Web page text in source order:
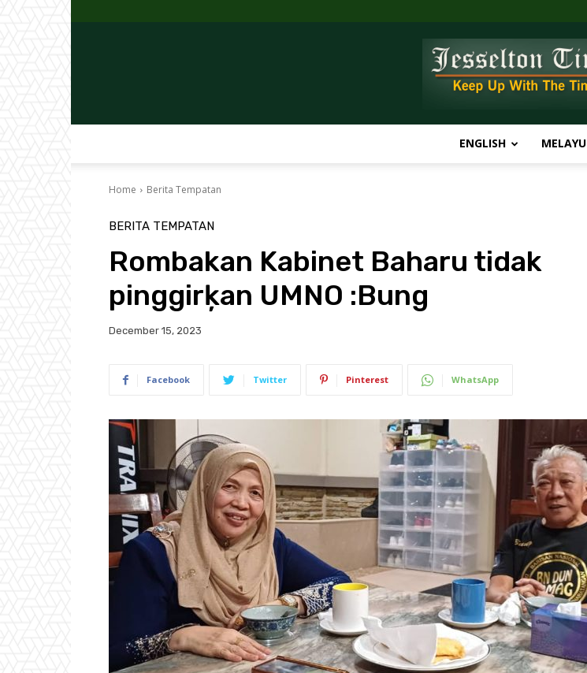
Times
ENGLISH MELAYU
Home Berita Tempatan
BERITA TEMPATAN
Rombakan Kabinet Baharu tidak
pinggirķan UMNO :Bung
December 15, 2023
Facebook Twitter Pinterest WhatsApp